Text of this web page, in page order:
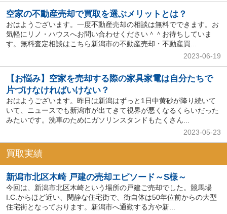
空家の不動産売却で買取を選ぶメリットとは？
おはようございます。一度不動産売却の相談は無料でできます。お
気軽にリノ・ハウスへお問い合わせください＾＾お待ちしていま
す。無料査定相談はこちら新潟市の不動産売却・不動産買...
2023-06-19
【お悩み】空家を売却する際の家具家電は自分たちで
片づけなければいけない？
おはようございます。昨日は新潟はずっと1日中黄砂が降り続いて
いて、ニュースでも新潟市が出てきて視界が悪くなるくらいだった
みたいです。洗車のためにガソリンスタンドもたくさん...
2023-05-23
買取実績
新潟市北区木崎 戸建の売却エピソード～S様～
今回は、新潟市北区木崎という場所の戸建ご売却でした。競馬場
I.C.からほど近い、閑静な住宅街で、街自体は50年位前からの大型
住宅街となっております。新潟市へ通勤する方や新...